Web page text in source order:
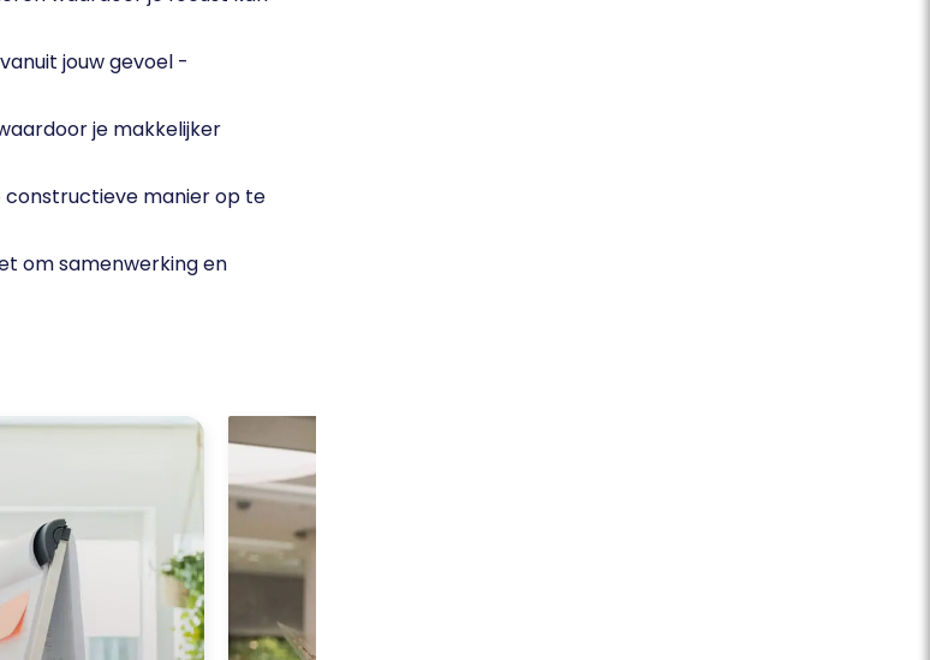
jouw gevoel -
je makkelijker
manier op te
om samenwerking en